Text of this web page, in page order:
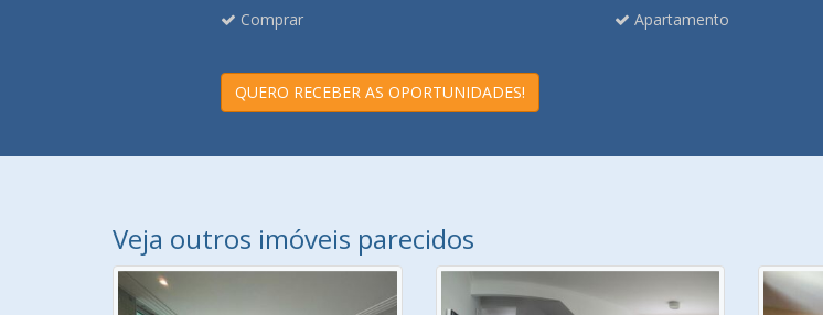
Comprar Apartamento
QUERO RECEBER AS OPORTUNIDADES!
Veja outros imóveis parecidos